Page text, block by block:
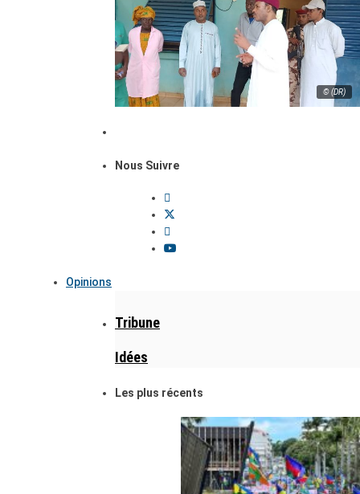
© (DR)
Nous Suivre
Opinions
Tribune
Idées
Les plus récents